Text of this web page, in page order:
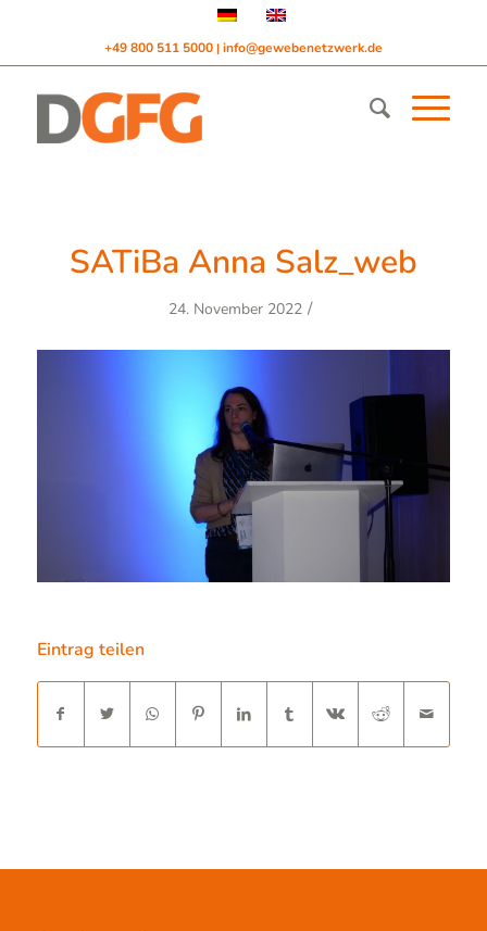
+49 800 511 5000 | info@gewebenetzwerk.de
SATiBa Anna Salz_web
24. November 2022 /
Eintrag teilen